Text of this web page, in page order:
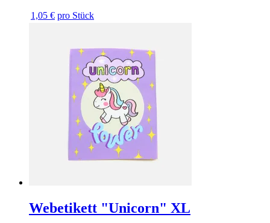
1,05 € pro Stück
Webetikett "Unicorn" XL